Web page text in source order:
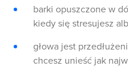
barki opuszczone w
kiedy się stresujesz
głowa jest
chcesz unieść jak